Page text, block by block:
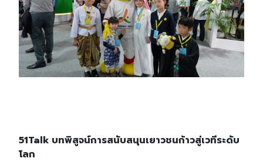
Search
51Talk บทพิสูจน์การสนับสนุนเยาวชนก้าวสู่เวทีระดับ
โลก